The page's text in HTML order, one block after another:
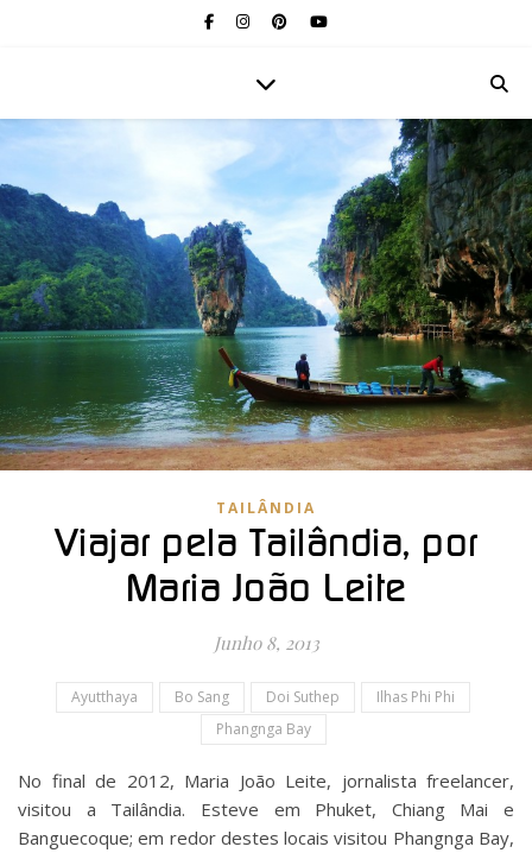
TAILÂNDIA
Viajar pela Tailândia, por
Maria João Leite
Junho 8, 2013
Ayutthaya Bo Sang Doi Suthep
Ilhas Phi Phi
Phangnga Bay
No final de 2012, Maria João Leite, jornalista freelancer,
visitou a Tailândia. Esteve em Phuket, Chiang Mai e
Banguecoque; em redor destes locais visitou Phangnga Bay,